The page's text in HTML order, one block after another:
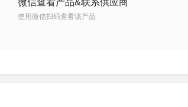
微信查看产品&联系供应商
使用微信扫码查看该产品